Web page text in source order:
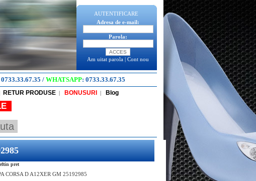
AUTENTIFICARE
Adresa de e-mail:
Parola:
Am uitat parola | Cont nou
0733.33.67.35 / WHATSAPP: 0733.33.67.35
RETUR PRODUSE | BONUSURI | Blog
pret
CORSA D A12XER GM 25192985